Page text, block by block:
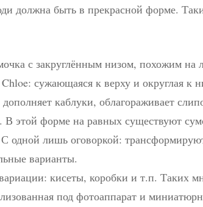
должна быть в прекрасной форме.
с закруглённым низом, похожим
сужающаяся к верху и округлая к
каблуки, облагораживает
В этой форме на равных существуют
С одной лишь оговоркой:
варианты.
кисеты, коробки и т.п. Таких
под фотоаппарат и